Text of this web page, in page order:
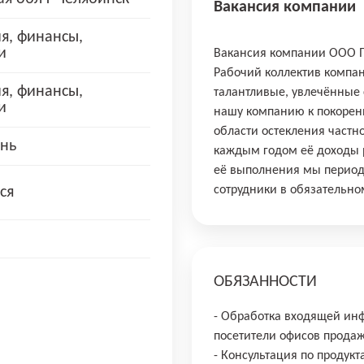
финансы,
финансы,
Вакансия компании
Вакансия компании
Рабочий коллектив
талантливые,
нашу компанию к
области остекления
каждым годом её доходы
её выполнения мы
сотрудники в
ОБЯЗАННОСТИ
- Обработка входящей
посетители офисов
- Консультация по